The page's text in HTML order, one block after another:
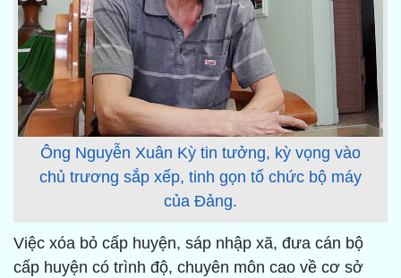
Ông Nguyễn Xuân Kỳ tin tưởng, kỳ vọng vào
chủ trương sắp xếp, tinh gọn tổ chức bộ máy
của Đảng.
Việc xóa bỏ cấp huyện, sáp nhập xã, đưa cán bộ
cấp huyện có trình độ, chuyên môn cao về cơ sở